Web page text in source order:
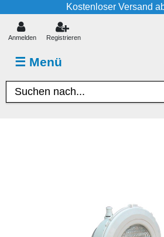
Kostenloser Versand
☰ Menü
Anmelden Registrieren